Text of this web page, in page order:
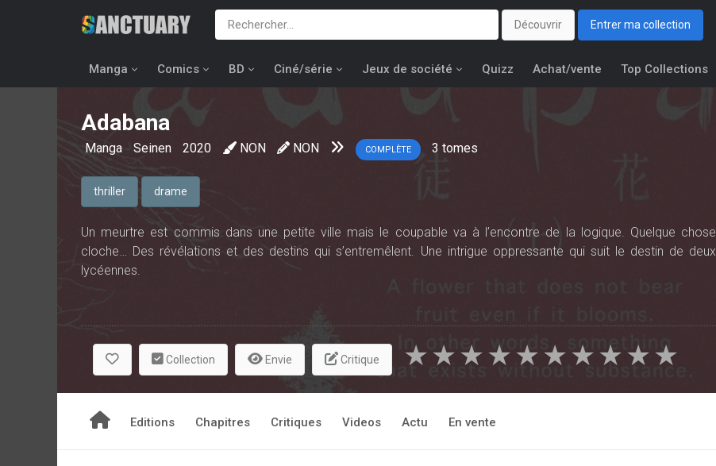
Découvrir Entrer ma collection
Manga Comics BD Ciné/série Jeux de société Quizz Achat/vente Top Collections
Adabana
Manga Seinen 2020 NON NON COMPLÈTE 3 tomes
thriller drame
Un meurtre est commis dans une petite ville mais le coupable va à l’encontre de la logique. Quelque chose
cloche… Des révélations et des destins qui s’entremêlent. Une intrigue oppressante qui suit le destin de deux
lycéennes.
Collection Envie Critique ★
★
★
★
★
★
★
★
★
★
Editions Chapitres Critiques Videos Actu En vente